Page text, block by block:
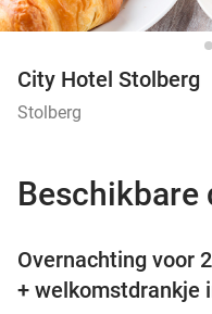
City Hotel Stolberg
Stolberg
Beschikbare
Overnachting voor
+ welkomstdrankje